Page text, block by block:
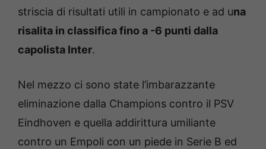
striscia di risultati utili in campionato e ad una
risalita in classifica fino a -6 punti dalla
capolista Inter.
Nel mezzo ci sono state l’imbarazzante
eliminazione dalla Champions contro il PSV
Eindhoven e quella addirittura umiliante
contro un Empoli con un piede in Serie B ed